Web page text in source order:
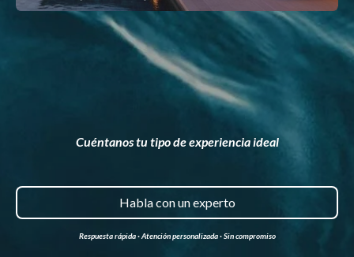
Cuéntanos tu tipo de experiencia ideal
Habla con un experto
Respuesta rápida · Atención personalizada · Sin compromiso